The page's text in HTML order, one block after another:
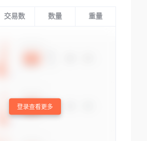
交易数 数量 重量
登录查看更多